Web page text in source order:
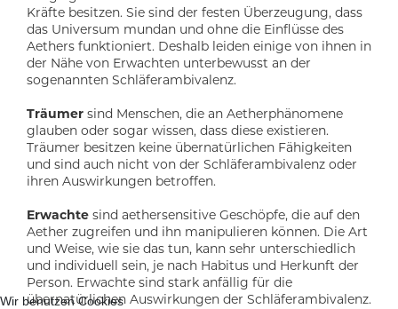
Kräfte besitzen. Sie sind der festen Überzeugung, dass
das Universum mundan und ohne die Einflüsse des
Aethers funktioniert. Deshalb leiden einige von ihnen in
der Nähe von Erwachten unterbewusst an der
sogenannten Schläferambivalenz.
Träumer sind Menschen, die an Aetherphänomene
glauben oder sogar wissen, dass diese existieren.
Träumer besitzen keine übernatürlichen Fähigkeiten
und sind auch nicht von der Schläferambivalenz oder
ihren Auswirkungen betroffen.
Erwachte sind aethersensitive Geschöpfe, die auf den
Aether zugreifen und ihn manipulieren können. Die Art
und Weise, wie sie das tun, kann sehr unterschiedlich
und individuell sein, je nach Habitus und Herkunft der
Person. Erwachte sind stark anfällig für die
übernatürlichen Auswirkungen der Schläferambivalenz.
Wir benutzen Cookies